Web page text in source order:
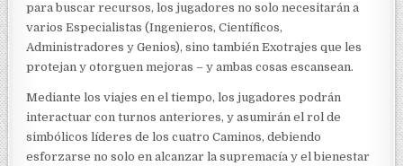
para buscar recursos, los jugadores no solo necesitarán a
varios Especialistas (Ingenieros, Científicos,
Administradores y Genios), sino también Exotrajes que les
protejan y otorguen mejoras – y ambas cosas escansean.
Mediante los viajes en el tiempo, los jugadores podrán
interactuar con turnos anteriores, y asumirán el rol de
simbólicos líderes de los cuatro Caminos, debiendo
esforzarse no solo en alcanzar la supremacía y el bienestar